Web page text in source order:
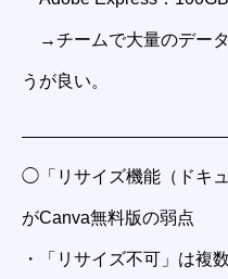
→チームで大量のデー
うが良い。
◯「リサイズ機能（ドキ
がCanva無料版の弱点
・「リサイズ不可」は複